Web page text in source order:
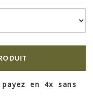
en 4x sans